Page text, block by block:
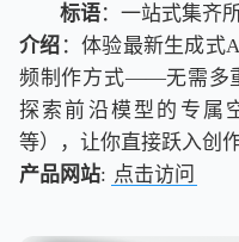
标语：一站式集齐
介绍 ：体验最新生成式
频制作方式——无需多
探索前沿模型的专属
等），让你直接跃入创作
产品网站: 点击访问